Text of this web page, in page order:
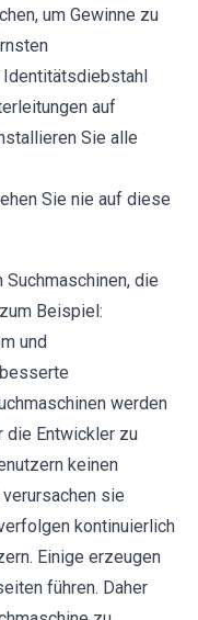
um Gewinne zu
auf
Sie alle
Sie nie auf diese
die
Beispiel:
und
werden
die Entwickler zu
keinen
sie
kontinuierlich
Einige erzeugen
führen. Daher